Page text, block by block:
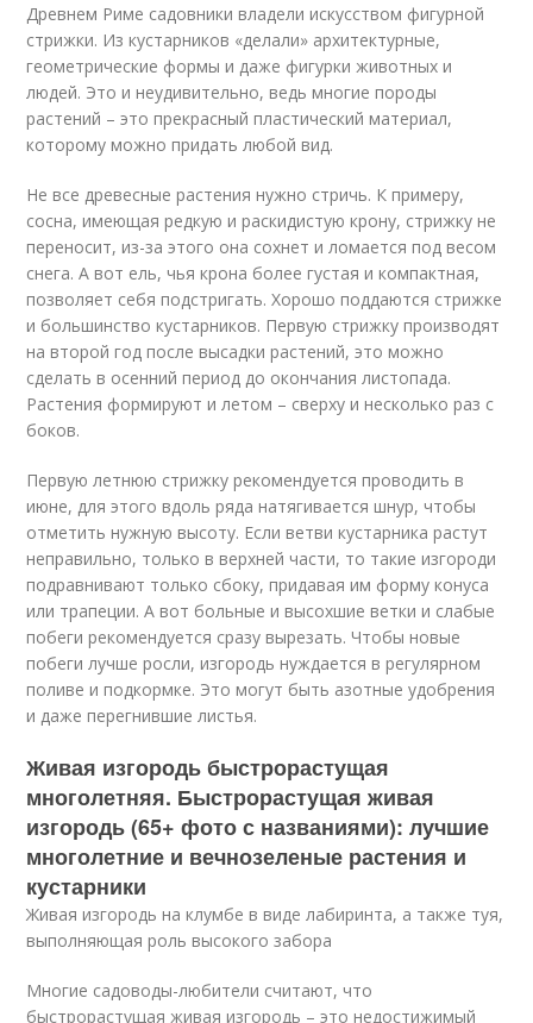
Древнем Риме садовники владели искусством фигурной
стрижки. Из кустарников «делали» архитектурные,
геометрические формы и даже фигурки животных и
людей. Это и неудивительно, ведь многие породы
растений – это прекрасный пластический материал,
которому можно придать любой вид.
Не все древесные растения нужно стричь. К примеру,
сосна, имеющая редкую и раскидистую крону, стрижку не
переносит, из-за этого она сохнет и ломается под весом
снега. А вот ель, чья крона более густая и компактная,
позволяет себя подстригать. Хорошо поддаются стрижке
и большинство кустарников. Первую стрижку производят
на второй год после высадки растений, это можно
сделать в осенний период до окончания листопада.
Растения формируют и летом – сверху и несколько раз с
боков.
Первую летнюю стрижку рекомендуется проводить в
июне, для этого вдоль ряда натягивается шнур, чтобы
отметить нужную высоту. Если ветви кустарника растут
неправильно, только в верхней части, то такие изгороди
подравнивают только сбоку, придавая им форму конуса
или трапеции. А вот больные и высохшие ветки и слабые
побеги рекомендуется сразу вырезать. Чтобы новые
побеги лучше росли, изгородь нуждается в регулярном
поливе и подкормке. Это могут быть азотные удобрения
и даже перегнившие листья.
Живая изгородь быстрорастущая
многолетняя. Быстрорастущая живая
изгородь (65+ фото с названиями): лучшие
многолетние и вечнозеленые растения и
кустарники
Живая изгородь на клумбе в виде лабиринта, а также туя,
выполняющая роль высокого забора
Многие садоводы-любители считают, что
быстрорастущая живая изгородь – это недостижимый